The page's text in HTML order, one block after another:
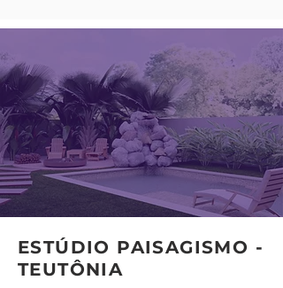
ESTÚDIO PAISAGISMO -
TEUTÔNIA